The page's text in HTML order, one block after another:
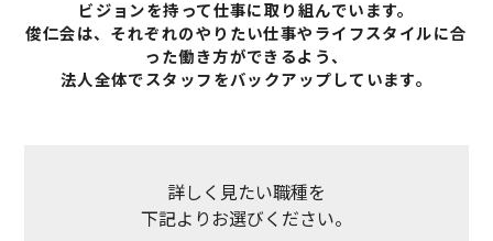
ビジョンを持って仕事に取り組んでいます。
俊仁会は、それぞれのやりたい仕事やライフスタイルに合
った働き方ができるよう、
法人全体でスタッフをバックアップしています。
詳しく見たい職種を
下記よりお選びください。